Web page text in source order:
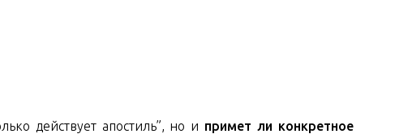
действует апостиль”, но и примет ли конкретное